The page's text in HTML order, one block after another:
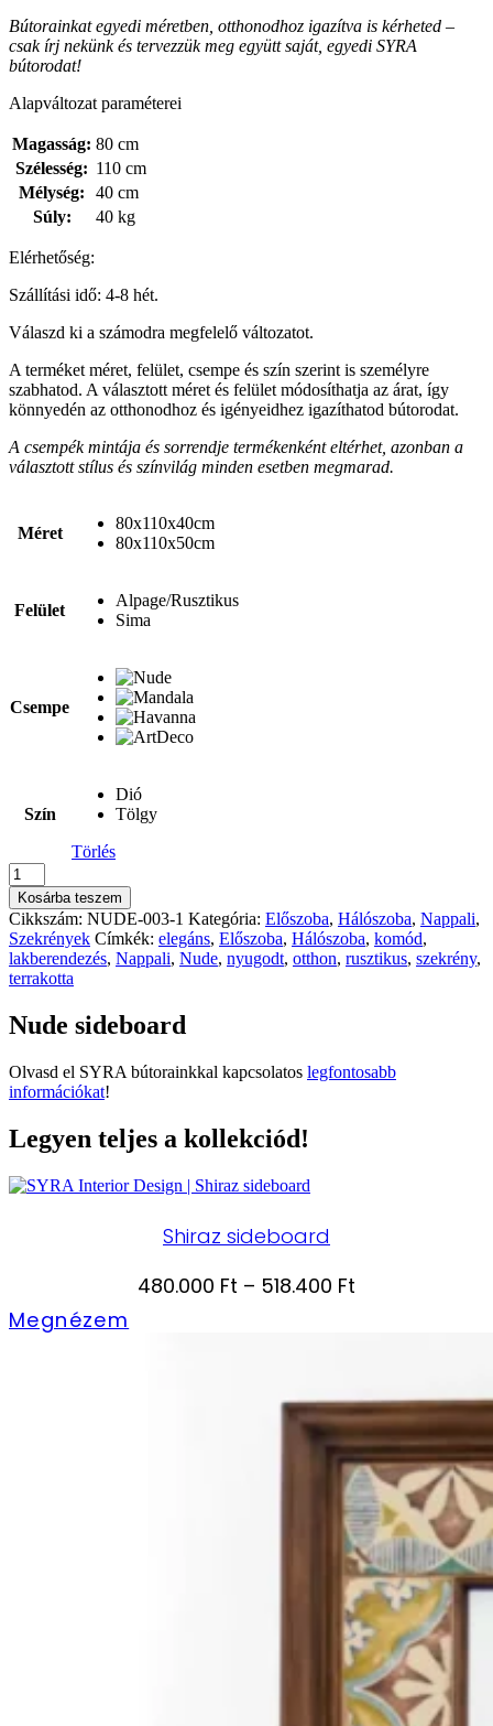
Bútorainkat egyedi méretben, otthonodhoz igazítva is kérheted –
csak írj nekünk és tervezzük meg együtt saját, egyedi SYRA
bútorodat!
Alapváltozat paraméterei
Magasság: 80 cm
Szélesség: 110 cm
Mélység:
40 cm
Súly:
40 kg
Elérhetőség:
Szállítási idő: 4-8 hét.
Válaszd ki a számodra megfelelő változatot.
A terméket méret, felület, csempe és szín szerint is személyre
szabhatod. A választott méret és felület módosíthatja az árat, így
könnyedén az otthonodhoz és igényeidhez igazíthatod bútorodat.
A csempék mintája és sorrendje termékenként eltérhet, azonban a
választott stílus és színvilág minden esetben megmarad.
Méret
80x110x40cm
80x110x50cm
Felület
Alpage/Rusztikus
Sima
Csempe
Szín
Dió
Tölgy
Törlés
Nude
sideboard
mennyiség
Kosárba teszem
Cikkszám: NUDE-003-1 Kategória: Előszoba, Hálószoba, Nappali,
Szekrények Címkék: elegáns, Előszoba, Hálószoba, komód,
lakberendezés, Nappali, Nude, nyugodt, otthon, rusztikus, szekrény,
terrakotta
Nude sideboard
Olvasd el SYRA bútorainkkal kapcsolatos legfontosabb
információkat!
Legyen teljes a kollekciód!
Shiraz sideboard
480.000 Ft – 518.400 Ft
Megnézem